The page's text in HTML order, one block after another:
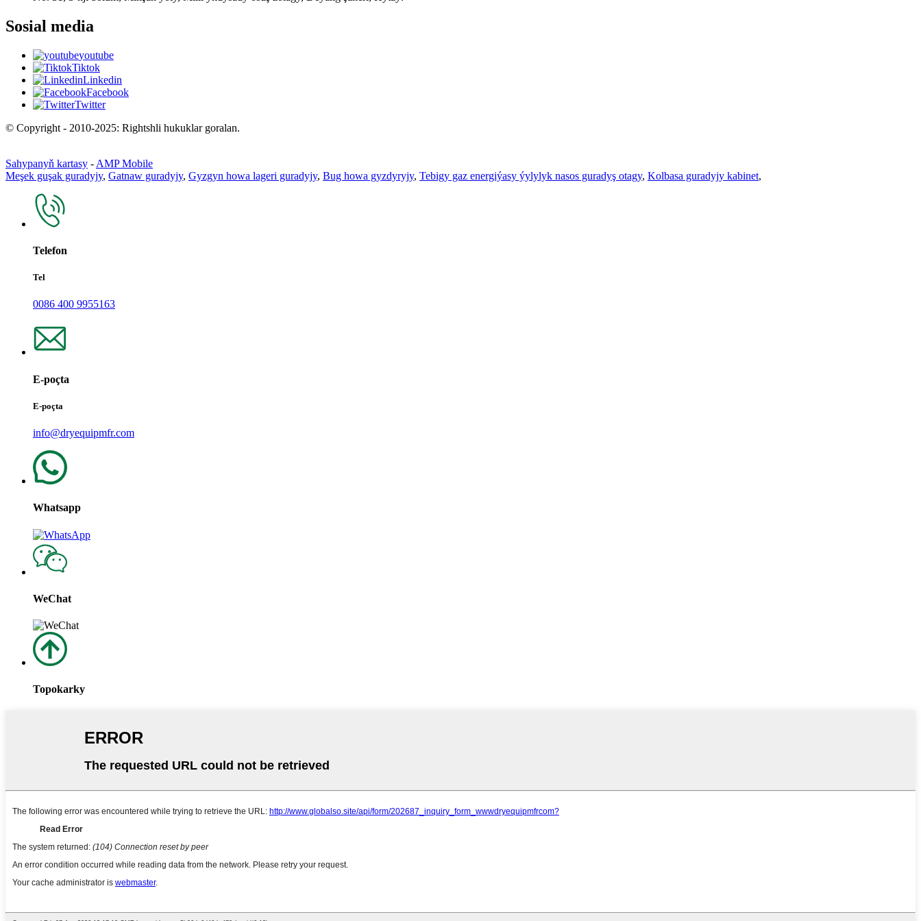
Sosial media
youtube
Tiktok
Linkedin
Facebook
Twitter
© Copyright - 2010-2025: Rightshli hukuklar goralan.
Sahypanyň kartasy - AMP Mobile
Meşek guşak guradyjy, Gatnaw guradyjy, Gyzgyn howa lageri guradyjy, Bug howa gyzdyryjy, Tebigy gaz energiýasy ýylylyk nasos guradyş otagy, Kolbasa guradyjy kabinet,
Telefon
Tel
0086 400 9955163
E-poçta
E-poçta
info@dryequipmfr.com
Whatsapp
WeChat
Topokarky